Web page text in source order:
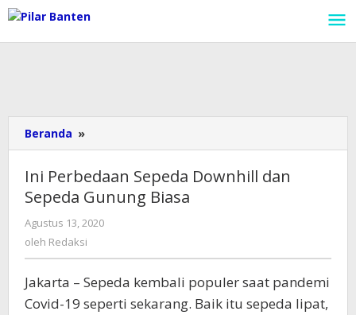
Lewati
ke
konten
Beranda »
Perbedaan
Sepeda
Downhill
dan
Sepeda
Ini Perbedaan Sepeda Downhill dan
Sepeda Gunung Biasa
Agustus 13, 2020
oleh Redaksi
Jakarta – Sepeda kembali populer saat pandemi
Covid-19 seperti sekarang. Baik itu sepeda lipat,